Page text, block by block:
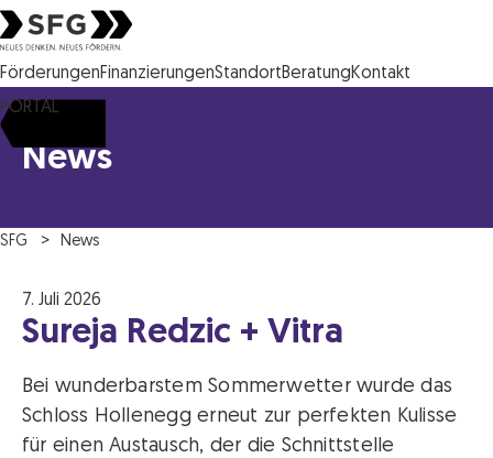
Steirische Wirtschaftsförderungsgesellschaft mbH SFG Logo
FörderungenFinanzierungenStandortBeratungKontakt
PORTAL
News
SFG News
7. Juli 2026
Sureja Redzic + Vitra
Bei wunderbarstem Sommerwetter wurde das
Schloss Hollenegg erneut zur perfekten Kulisse
für einen Austausch, der die Schnittstelle